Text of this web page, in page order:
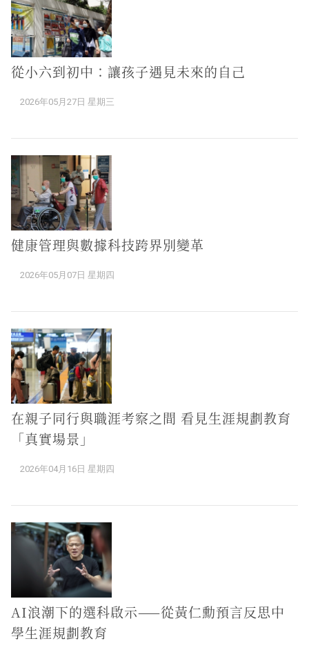
從小六到初中：讓孩子遇見未來的自己
2026年05月27日 星期三
健康管理與數據科技跨界別變革
2026年05月07日 星期四
在親子同行與職涯考察之間 看見生涯規劃教育
「真實場景」
2026年04月16日 星期四
AI浪潮下的選科啟示——從黃仁勳預言反思中
學生涯規劃教育